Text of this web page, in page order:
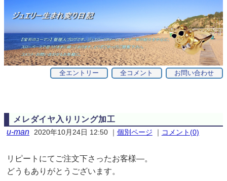
お問い合わせ
全コメント
全エントリー
メレダイヤ入りリング加工
u-man 2020年10月24日 12:50｜ 個別ページ ｜ コメント(0)
リピートにてご注文下さったお客様—。
どうもありがとうございます。